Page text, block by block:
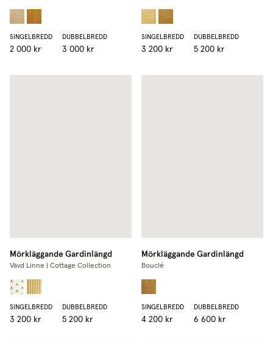
SINGELBREDD
2 000 kr
DUBBELBREDD
3 000 kr
SINGELBREDD
3 200 kr
DUBBELBREDD
5 200 kr
Mörkläggande Gardinlängd
Vävd Linne | Cottage Collection
SINGELBREDD
3 200 kr
DUBBELBREDD
5 200 kr
Mörkläggande Gardinlängd
Bouclé
SINGELBREDD
4 200 kr
DUBBELBREDD
6 600 kr